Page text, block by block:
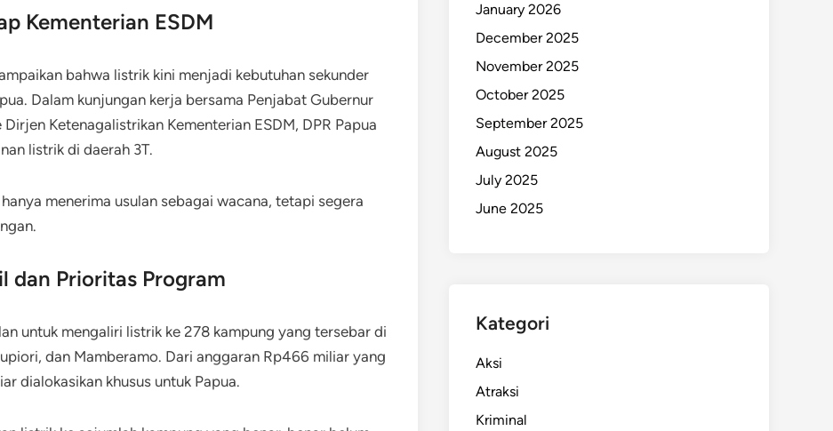
Kementerian ESDM
bahwa listrik kini menjadi kebutuhan sekunder
Dalam kunjungan kerja bersama Penjabat Gubernur
Ketenagalistrikan Kementerian ESDM, DPR Papua
listrik di daerah 3T.
menerima usulan sebagai wacana, tetapi segera
dan Prioritas Program
untuk mengaliri listrik ke 278 kampung yang tersebar di
dan Mamberamo. Dari anggaran Rp466 miliar yang
dialokasikan khusus untuk Papua.
January 2026
December 2025
November 2025
October 2025
September 2025
August 2025
July 2025
June 2025
Kategori
Aksi
Atraksi
Kriminal